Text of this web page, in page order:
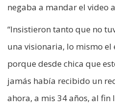
negaba a mandar el video
“Insistieron tanto que no
una visionaria, lo mismo
porque desde chica que
jamás había recibido un
ahora, a mis 34 años, al fin